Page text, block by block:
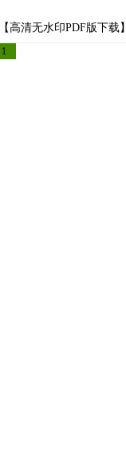
高清无水印PDF版下载】
1